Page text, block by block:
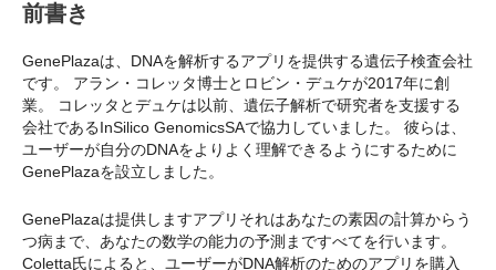
前書き
GenePlazaは、DNAを解析するアプリを提供する遺伝子検査会社
です。 アラン・コレッタ博士とロビン・デュケが2017年に創
業。 コレッタとデュケは以前、遺伝子解析で研究者を支援する
会社であるInSilico GenomicsSAで協力していました。 彼らは、
ユーザーが自分のDNAをよりよく理解できるようにするために
GenePlazaを設立しました。
GenePlazaは提供しますアプリそれはあなたの素因の計算からう
つ病まで、あなたの数学の能力の予測まですべてを行います。
Coletta氏によると、ユーザーがDNA解析のためのアプリを購入